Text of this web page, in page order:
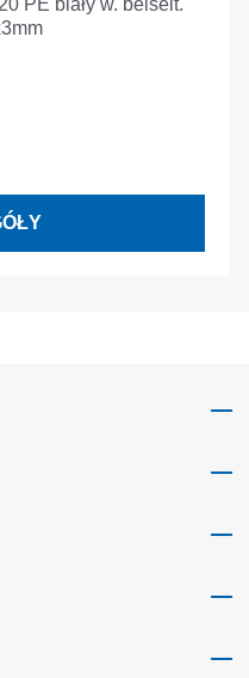
PE biały w. beiseit.